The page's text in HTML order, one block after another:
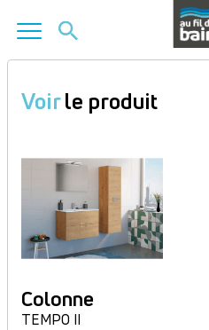
contenu
Voirle produit
Colonne
TEMPO II